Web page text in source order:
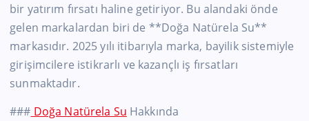
bir yatırım fırsatı haline getiriyor. Bu alandaki önde
gelen markalardan biri de **Doğa Natürela Su**
markasıdır. 2025 yılı itibarıyla marka, bayilik sistemiyle
girişimcilere istikrarlı ve kazançlı iş fırsatları
sunmaktadır.
### Doğa Natürela Su Hakkında